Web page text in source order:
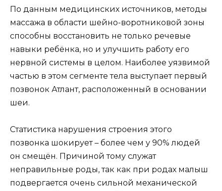
По данным медицинских источников, методы
массажа в области шейно-воротниковой зоны
способны восстановить не только речевые
навыки ребёнка, но и улучшить работу его
нервной системы в целом. Наиболее уязвимой
частью в этом сегменте тела выступает первый
позвонок Атлант, расположенный в основании
шеи.
Статистика нарушения строения этого
позвонка шокирует – более чем у 90% людей
он смещён. Причиной тому служат
неправильные роды, так как при родах малыш
подвергается очень сильной механической